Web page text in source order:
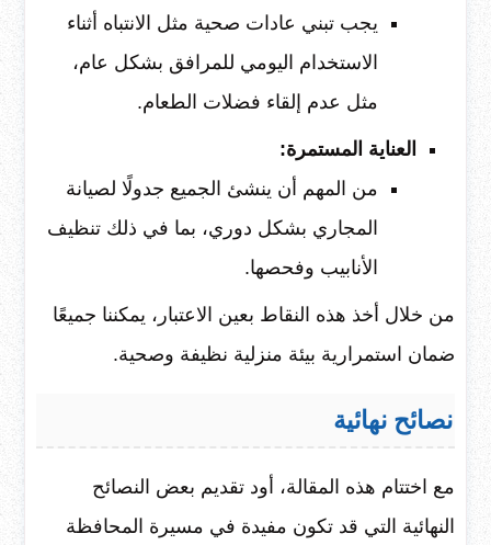
يجب تبني عادات صحية مثل الانتباه أثناء
الاستخدام اليومي للمرافق بشكل عام،
مثل عدم إلقاء فضلات الطعام.
العناية المستمرة:
من المهم أن ينشئ الجميع جدولًا لصيانة
المجاري بشكل دوري، بما في ذلك تنظيف
الأنابيب وفحصها.
من خلال أخذ هذه النقاط بعين الاعتبار، يمكننا جميعًا
ضمان استمرارية بيئة منزلية نظيفة وصحية.
نصائح نهائية
مع اختتام هذه المقالة، أود تقديم بعض النصائح
النهائية التي قد تكون مفيدة في مسيرة المحافظة